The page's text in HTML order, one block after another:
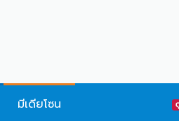
มีเดียโซน